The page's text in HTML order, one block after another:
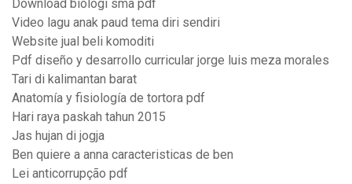
Download biologi sma pdf
Video lagu anak paud tema diri sendiri
Website jual beli komoditi
Pdf diseño y desarrollo curricular jorge luis meza morales
Tari di kalimantan barat
Anatomía y fisiología de tortora pdf
Hari raya paskah tahun 2015
Jas hujan di jogja
Ben quiere a anna caracteristicas de ben
Lei anticorrupção pdf